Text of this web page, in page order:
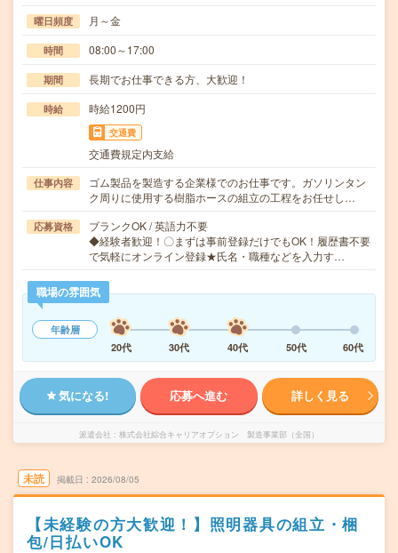
曜日頻度 月～金
時間 08:00～17:00
期間 長期でお仕事できる方、大歓迎！
時給 時給1200円
交通費
交通費規定内支給
仕事内容
ゴム製品を製造する企業様でのお仕事です。ガソリンタン
ク周りに使用する樹脂ホースの組立の工程をお任せし…
応募資格
ブランクOK / 英語力不要
◆経験者歓迎！〇まずは事前登録だけでもOK！履歴書不要
で気軽にオンライン登録★氏名・職種などを入力す…
職場の雰囲気
年齢層
20代
30代 40代 50代 60代
気になる! 応募へ進む 詳しく見る
派遣会社 株式会社綜合キャリアオプション 製造事業部（全国）
未読 掲載日 2026/08/05
【未経験の方大歓迎！】照明器具の組立・梱
包/日払いOK